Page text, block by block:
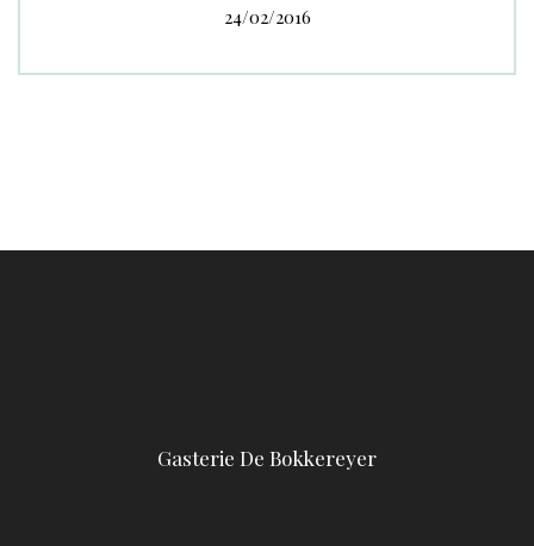
24/02/2016
Gasterie De Bokkereyer